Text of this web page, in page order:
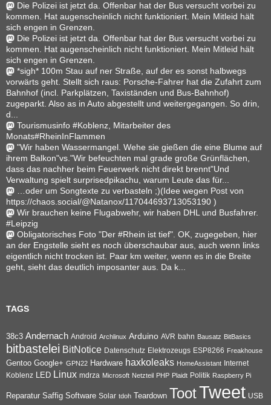
Die Polizei ist jetzt da. Offenbar hat der Bus versucht vorbei zu
kommen. Hat augenscheinlich nicht funktioniert. Mein Mitleid hält
sich engen in Grenzen.
Die Polizei ist jetzt da. Offenbar hat der Bus versucht vorbei zu
kommen. Hat augenscheinlich nicht funktioniert. Mein Mitleid hält
sich engen in Grenzen.
*sigh* 100m Stau auf ner Straße, auf der es sonst halbwegs
vorwärts geht. Stellt sich raus: Porsche-Fahrer hat die Zufahrt zum
Bahnhof (incl. Parkplätzen, Taxiständen und Bus-Bahnhof)
zugeparkt. Also as in Auto abgestellt und weitergegangen. So drin,
d...
Tourismusinfo #Koblenz, Mitarbeiter des
Monats#RheinInFlammen
"Wir haben Wassermangel. Wehe sie gießen die eine Blume auf
ihrem Balkon"vs."Wir befeuchten mal grade große Grünflächen,
dass das nachher beim Feuerwerk nicht direkt brennt"Und
Verwaltung spielt surprisedpikachu, warum Leute das für...
…oder um Songtexte zu verbasteln ;)(Idee wegen Post von
https://chaos.social/@Natanox/117044693713053190 )
Wir brauchen keine Flugabwehr, wir haben DHL und Busfahrer.
#Leipzig
Obligatorisches Foto "Der #Rhein ist tief". OK, zugegeben, hier
an der Engstelle sieht es noch überschaubar aus, auch wenn links
eigentlich nicht trocken ist. Paar km weiter, wenn es in die Breite
geht, sieht das deutlich imposanter aus. Da k...
TAGS
38c3 Andernach Android Archlinux Arduino AVR bahn Bausatz BitBasics
bitbastelei BitNotice Datenschutz Elektrozeugs ESP8266 Freakhouse
Gentoo Google+ GPN22 Hardware haxkoleaks HomeAssistant Internet
Koblenz LED Linux mdrza Microsoft Netzteil PHP Plaidt Politik Raspberry Pi
Reparatur Saffig Software Solar tdoh Teardown TootTweet USB